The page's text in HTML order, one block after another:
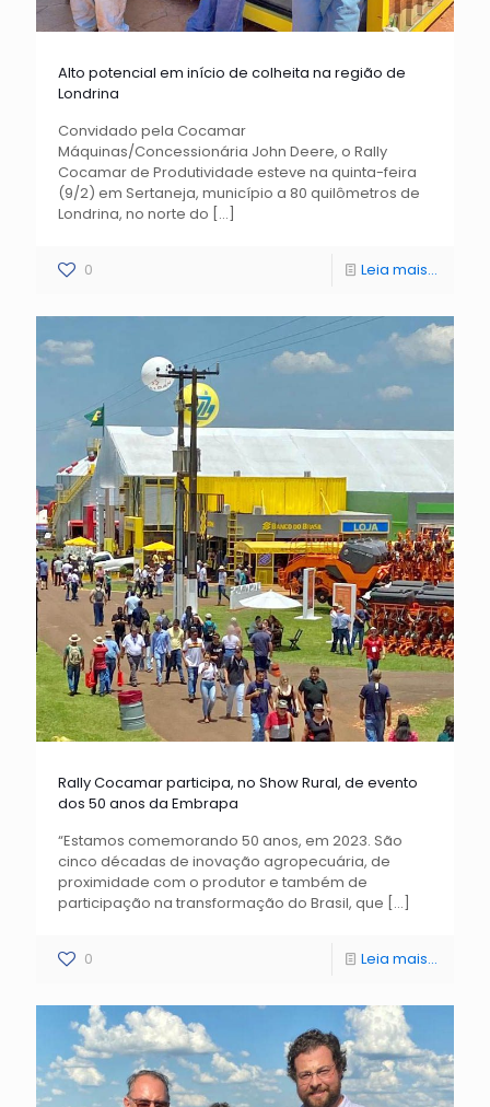
Alto potencial em início de colheita na região de
Londrina
Convidado pela Cocamar
Máquinas/Concessionária John Deere, o Rally
Cocamar de Produtividade esteve na quinta-feira
(9/2) em Sertaneja, município a 80 quilômetros de
Londrina, no norte do […]
0 Leia mais...
Rally Cocamar participa, no Show Rural, de evento
dos 50 anos da Embrapa
“Estamos comemorando 50 anos, em 2023. São
cinco décadas de inovação agropecuária, de
proximidade com o produtor e também de
participação na transformação do Brasil, que […]
0 Leia mais...